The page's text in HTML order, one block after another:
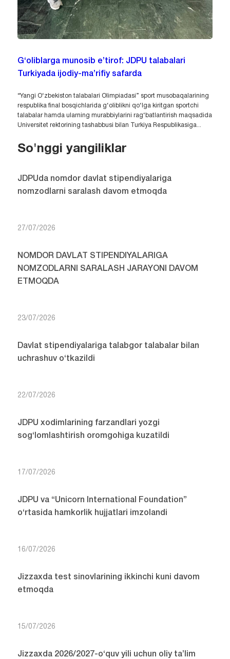
G‘oliblarga munosib e’tirof: JDPU talabalari
Turkiyada ijodiy-ma’rifiy safarda
“Yangi O‘zbekiston talabalari Olimpiadasi” sport musobaqalarining
respublika final bosqichlarida g‘oliblikni qo‘lga kiritgan sportchi
talabalar hamda ularning murabbiylarini rag‘batlantirish maqsadida
Universitet rektorining tashabbusi bilan Turkiya Respublikasiga...
So'nggi yangiliklar
JDPUda nomdor davlat stipendiyalariga
nomzodlarni saralash davom etmoqda
27/07/2026
NOMDOR DAVLAT STIPENDIYALARIGA
NOMZODLARNI SARALASH JARAYONI DAVOM
ETMOQDA
23/07/2026
Davlat stipendiyalariga talabgor talabalar bilan
uchrashuv o‘tkazildi
22/07/2026
JDPU xodimlarining farzandlari yozgi
sog‘lomlashtirish oromgohiga kuzatildi
17/07/2026
JDPU va “Unicorn International Foundation”
o‘rtasida hamkorlik hujjatlari imzolandi
16/07/2026
Jizzaxda test sinovlarining ikkinchi kuni davom
etmoqda
15/07/2026
Jizzaxda 2026/2027-o‘quv yili uchun oliy ta’lim